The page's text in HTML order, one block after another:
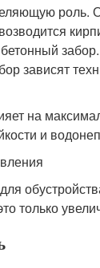
роль.
зависят
на
и
только